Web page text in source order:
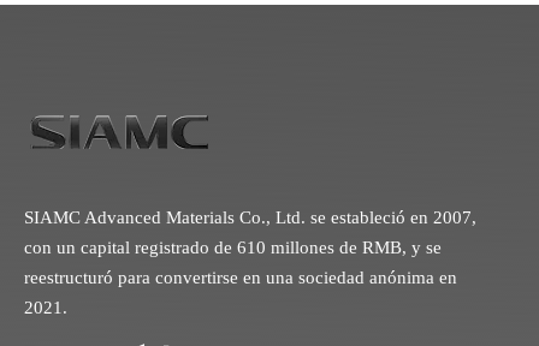
SIAMC Advanced Materials Co., Ltd. se estableció en 2007,
con un capital registrado de 610 millones de RMB, y se
reestructuró para convertirse en una sociedad anónima en
2021.